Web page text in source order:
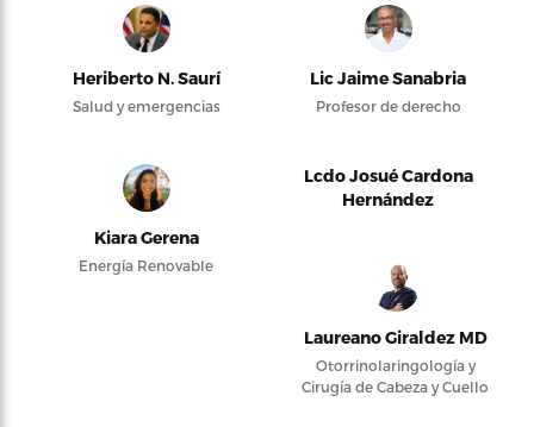
Heriberto N. Saurí
Salud y emergencias
Lic Jaime Sanabria
Profesor de derecho
Kiara Gerena
Energía Renovable
Lcdo Josué Cardona
Hernández
Laureano Giraldez MD
Otorrinolaringología y
Cirugía de Cabeza y Cuello